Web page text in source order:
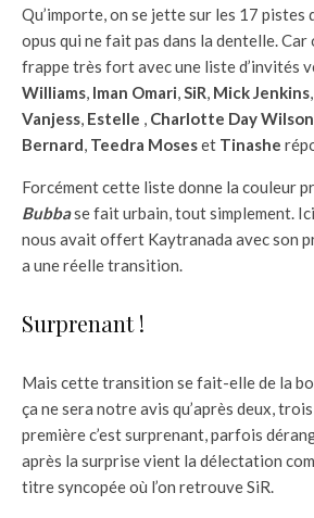
Qu’importe, on se jette sur les 17 pistes
opus qui ne fait pas dans la dentelle.
frappe très fort avec une liste d’invités
Williams, Iman Omari,SiR, Mick Jenkins,
Vanjess, Estelle , Charlotte Day Wilson
Bernard, Teedra Moseset Tinashe
Forcément cette liste donne la couleur
Bubbase fait urbain, tout simplement.
nous avait offert Kaytranada avec son
a une réelle transition.
Surprenant !
Mais cette transition se fait-elle de la
ça ne sera notre avis qu’après deux,
première c’est surprenant, parfois
après la surprise vient la délectation
titre syncopée où l’on retrouve SiR.